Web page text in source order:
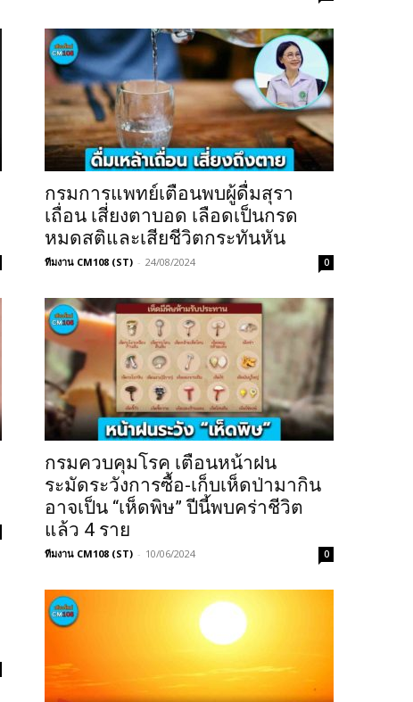
กรมการแพทย์เตือนพบผู้ดื่มสุรา
เถื่อน เสี่ยงตาบอด เลือดเป็นกรด
หมดสติและเสียชีวิตกระทันหัน
ทีมงาน CM108 (ST) - 24/08/2024 0
กรมควบคุมโรค เตือนหน้าฝน
ระมัดระวังการซื้อ-เก็บเห็ดป่ามากิน
อาจเป็น “เห็ดพิษ” ปีนี้พบคร่าชีวิต
แล้ว 4 ราย
ทีมงาน CM108 (ST) - 10/06/2024 0